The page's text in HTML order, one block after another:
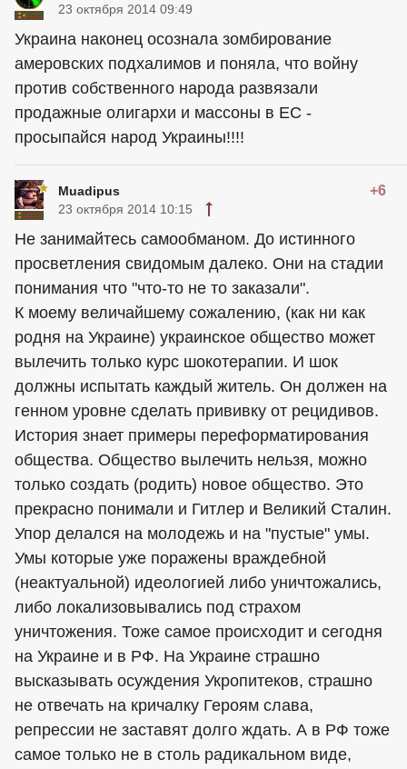
23 октября 2014 09:49
Украина наконец осознала зомбирование
амеровских подхалимов и поняла, что войну
против собственного народа развязали
продажные олигархи и массоны в ЕС -
просыпайся народ Украины!!!!
Muadipus +6
23 октября 2014 10:15
Не занимайтесь самообманом. До истинного
просветления свидомым далеко. Они на стадии
понимания что "что-то не то заказали".
К моему величайшему сожалению, (как ни как
родня на Украине) украинское общество может
вылечить только курс шокотерапии. И шок
должны испытать каждый житель. Он должен на
генном уровне сделать прививку от рецидивов.
История знает примеры переформатирования
общества. Общество вылечить нельзя, можно
только создать (родить) новое общество. Это
прекрасно понимали и Гитлер и Великий Сталин.
Упор делался на молодежь и на "пустые" умы.
Умы которые уже поражены враждебной
(неактуальной) идеологией либо уничтожались,
либо локализовывались под страхом
уничтожения. Тоже самое происходит и сегодня
на Украине и в РФ. На Украине страшно
высказывать осуждения Укропитеков, страшно
не отвечать на кричалку Героям слава,
репрессии не заставят долго ждать. А в РФ тоже
самое только не в столь радикальном виде,